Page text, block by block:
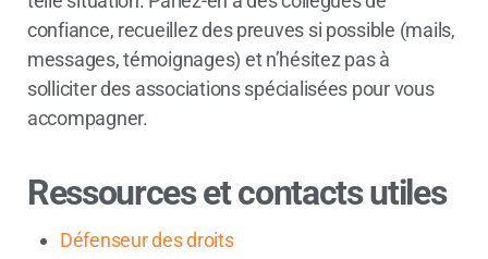
confiance, recueillez des preuves si possible (mails,
messages, témoignages) et n’hésitez pas à
solliciter des associations spécialisées pour vous
accompagner.
Ressources et contacts utiles
Défenseur des droits